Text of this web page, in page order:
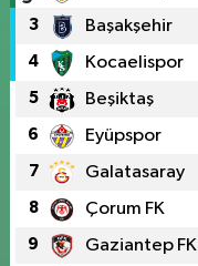
3 Başakşehir
4 Kocaelispor
5 Beşiktaş
6 Eyüpspor
7 Galatasaray
8 Çorum FK
9 Gaziantep FK